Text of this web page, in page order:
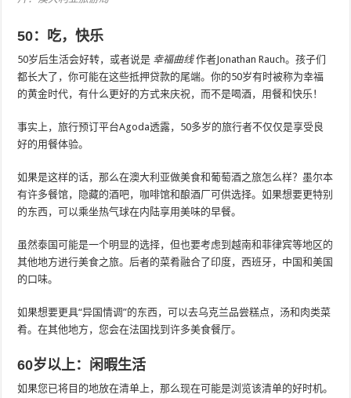
50：吃，快乐
50岁后生活会好转，或者说是 幸福曲线作者Jonathan Rauch。孩子们
都长大了，你可能在这些抵押贷款的尾端。你的50岁有时被称为幸福
的黄金时代，有什么更好的方式来庆祝，而不是喝酒，用餐和快乐！
事实上，旅行预订平台Agoda透露，50多岁的旅行者不仅仅是享受良
好的用餐体验。
如果是这样的话，那么在澳大利亚做美食和葡萄酒之旅怎么样？墨尔本
有许多餐馆，隐藏的酒吧，咖啡馆和酿酒厂可供选择。如果想要更特别
的东西，可以乘坐热气球在内陆享用美味的早餐。
虽然泰国可能是一个明显的选择，但也要考虑到越南和菲律宾等地区的
其他地方进行美食之旅。后者的菜肴融合了印度，西班牙，中国和美国
的口味。
如果想要更具“异国情调”的东西，可以去乌克兰品尝糕点，汤和肉类菜
肴。在其他地方，您会在法国找到许多美食餐厅。
60岁以上：闲暇生活
如果您已将目的地放在清单上，那么现在可能是浏览该清单的好时机。